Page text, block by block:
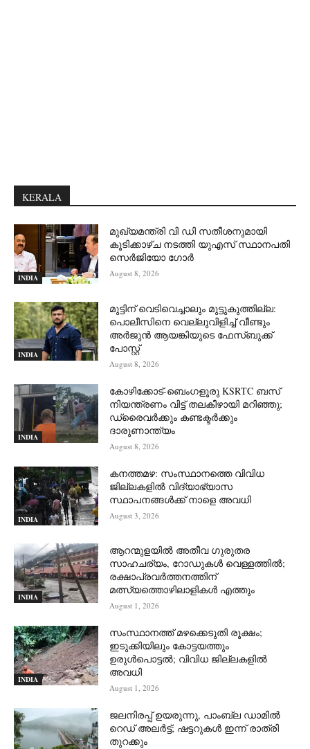
KERALA
INDIA
മുഖ്യമന്ത്രി വി ഡി സതീശനുമായി
കൂടിക്കാഴ്ച നടത്തി യുഎസ് സ്ഥാനപതി
സെര്‍ജിയോ ഗോര്‍
August 8, 2026
INDIA
മുട്ടിന് വെടിവെച്ചാലും മുട്ടുകുത്തില്ല:
പൊലീസിനെ വെല്ലുവിളിച്ച് വീണ്ടും
അർജുൻ ആയങ്കിയുടെ ഫേസ്ബുക്ക്
പോസ്റ്റ്
August 8, 2026
INDIA
കോഴിക്കോട്-ബെംഗളൂരു KSRTC ബസ്
നിയന്ത്രണം വിട്ട് തലകീഴായി മറിഞ്ഞു;
ഡ്രെെവർക്കും കണ്ടക്ടർക്കും
ദാരുണാന്ത്യം
August 8, 2026
INDIA
കനത്തമഴ: സംസ്ഥാനത്തെ വിവിധ
ജില്ലകളിൽ വിദ്യാഭ്യാസ
സ്ഥാപനങ്ങൾക്ക് നാളെ അവധി
August 3, 2026
INDIA
ആറന്മുളയില്‍ അതീവ ഗുരുതര
സാഹചര്യം, റോഡുകള്‍ വെള്ളത്തില്‍;
രക്ഷാപ്രവര്‍ത്തനത്തിന്
മത്സ്യത്തൊഴിലാളികള്‍ എത്തും
August 1, 2026
INDIA
സംസ്ഥാനത്ത് മഴക്കെടുതി രൂക്ഷം;
ഇടുക്കിയിലും കോട്ടയത്തും
ഉരുള്‍പൊട്ടല്‍; വിവിധ ജില്ലകളില്‍
അവധി
August 1, 2026
ജലനിരപ്പ് ഉയരുന്നു, പാംബ്ല ഡാമിൽ
റെഡ് അലർട്ട്; ഷട്ടറുകൾ ഇന്ന് രാത്രി
തുറക്കും